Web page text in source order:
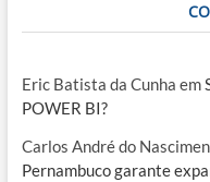
Eric Batista da Cunha em
POWER BI?
Carlos André do
Pernambuco garante